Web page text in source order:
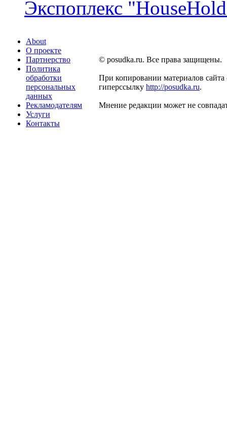
Экспоплекс
About
О проекте
Партнерство
Политика
обработки
персональных
данных
Рекламодателям
Услуги
Контакты
© posudka.ru. Все права защищены.
При копировании материалов сайта
гиперссылку http://posudka.ru.
Мнение редакции может не